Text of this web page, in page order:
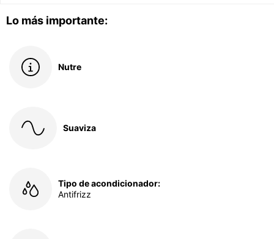
Lo más importante:
Nutre
Suaviza
Tipo de acondicionador:
Antifrizz